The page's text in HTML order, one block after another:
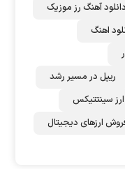
دانلود آهنگ رز‌ موزیک
اهنگ
ریپل در مسیر رشد
سینتتیکس
ارزهای دیجیتال